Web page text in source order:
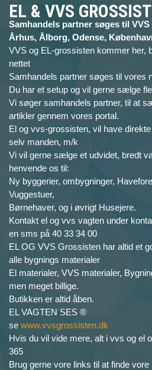
EL & VVS
Samhandels partner søges til
Århus, Ålborg, Odense,
VVS og EL-grossisten kommer her,
nettet
Samhandels partner søges til vores
Du har et setup og vil gerne sælge
Vi søger samhandels partner, til at
artikler gennem vores portal.
El og vvs-grossisten, vil have
selv manden, m/k
Vi vil gerne sælge et udvidet, bredt
henvende os til:
Ny byggerier, ombygninger,
Vuggestuer,
Børnehaver, og i øvrigt Husejere.
Kontakt el og vvs vagten under
en sms på 40 33 34 00
EL OG VVS Grossisten har altid et
alle bygnings materialer
El materialer, VVS materialer,
men meget billige.
Butikken er altid åben.
EL VAGTEN SES ®
se www.vvsgrossisten.dk
Hvis du vil vide mere, alt i vvs og el
365
Brug gerne vore links til at finde vore